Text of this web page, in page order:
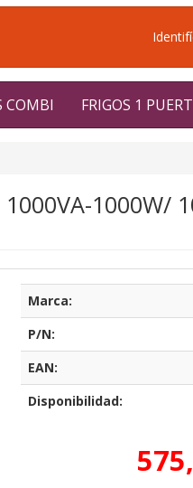
COMBI FRIGOS 1
1000W/
Marca:
P/N:
EAN:
Disponibilidad: